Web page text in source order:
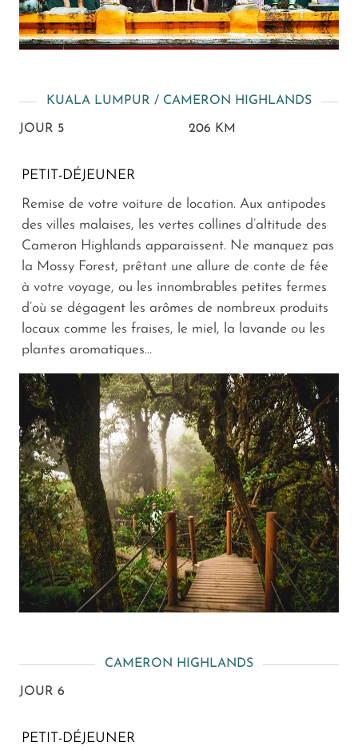
KUALA LUMPUR / CAMERON HIGHLANDS
JOUR 5 206 KM
PETIT-DÉJEUNER
Remise de votre voiture de location. Aux antipodes
des villes malaises, les vertes collines d’altitude des
Cameron Highlands apparaissent. Ne manquez pas
la Mossy Forest, prêtant une allure de conte de fée
à votre voyage, ou les innombrables petites fermes
d’où se dégagent les arômes de nombreux produits
locaux comme les fraises, le miel, la lavande ou les
plantes aromatiques…
CAMERON HIGHLANDS
JOUR 6
PETIT-DÉJEUNER